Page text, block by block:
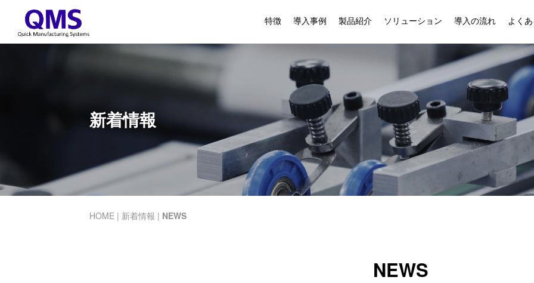
特徴 導入事例 製品紹介 ソリューション 導入の流れ よく
新着情報
HOME | 新着情報 | NEWS
NEWS